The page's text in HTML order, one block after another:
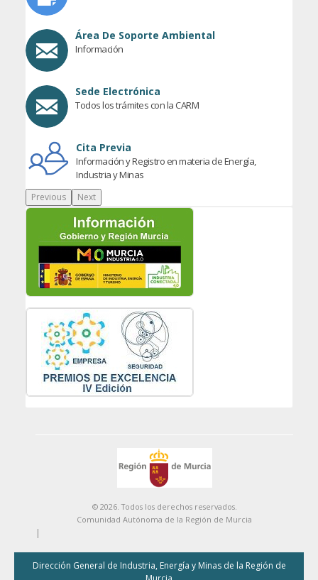
Área De Soporte Ambiental
Información
Sede Electrónica
Todos los trámites con la CARM
Cita Previa
Información y Registro en materia de Energía,
Industria y Minas
Previous Next
© 2026. Todos los derechos reservados.
Comunidad Autónoma de la Región de Murcia
|
Dirección General de Industria, Energía y Minas de la Región de